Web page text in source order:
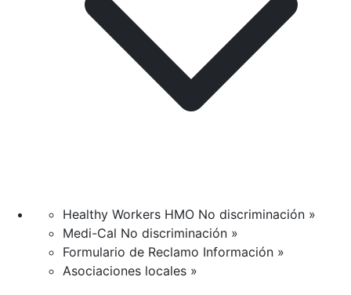
Healthy Workers HMO No discriminación »
Medi-Cal No discriminación »
Formulario de Reclamo Información »
Asociaciones locales »